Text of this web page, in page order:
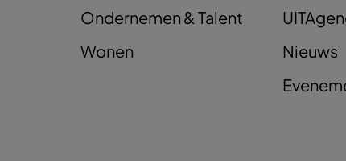
Ondernemen & Talent
Wonen
Nieuws